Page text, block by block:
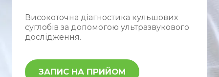
Високоточна діагностика кульшових
суглобів за допомогою ультразвукового
дослідження.
ЗАПИС НА ПРИЙОМ